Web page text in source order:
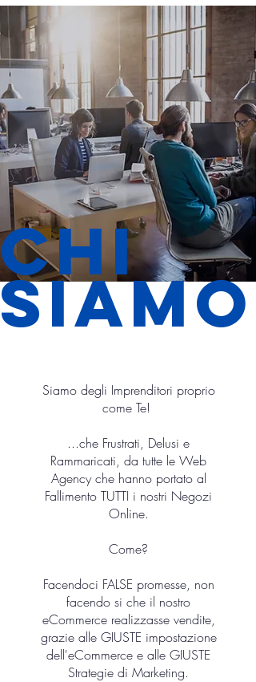
Chi
siamo
Siamo degli Imprenditori proprio
come Te!
...che Frustrati, Delusi e
Rammaricati, da tutte le Web
Agency che hanno portato al
Fallimento TUTTI i nostri Negozi
Online.
Come?
Facendoci FALSE promesse, non
facendo si che il nostro
eCommerce realizzasse vendite,
grazie alle GIUSTE impostazione
dell'eCommerce e alle GIUSTE
Strategie di Marketing.